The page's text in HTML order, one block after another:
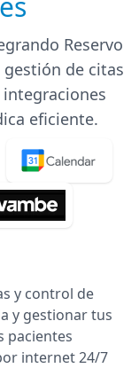
Reservo
de citas
eficiente.
y control de
y gestionar tus
pacientes
internet 24/7